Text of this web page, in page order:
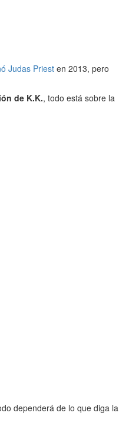
Judas Priest en 2013, pero
de K.K., todo está sobre la
dependerá de lo que diga la